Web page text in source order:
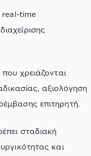
real-time
χρειάζονται
αξιολόγηση
επιτηρητή.
σταδιακή
και